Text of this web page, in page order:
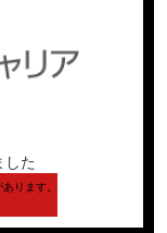
した
ります。